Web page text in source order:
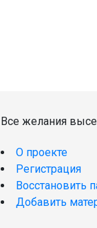
Все желания
О проекте
Регистрация
Восстановить
Добавить